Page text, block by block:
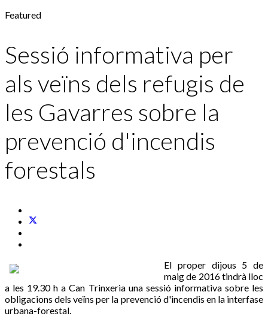
Featured
Sessió informativa per
als veïns dels refugis de
les Gavarres sobre la
prevenció d'incendis
forestals
El proper dijous 5 de
maig de 2016 tindrà lloc
a les 19.30 h a Can Trinxeria una sessió informativa sobre les
obligacions dels veïns per la prevenció d'incendis en la interfase
urbana-forestal.